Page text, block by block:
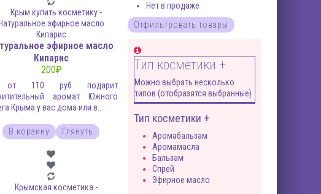
эфирное масло
Кипарис
200₽
110 руб подарит
аромат Южного
Крыма у вас дома или в...
В корзину Глянуть
Нет в продаже
Тип косметики +
Можно выбрать несколько
типов (отобразятся выбранные)
Тип косметики +
Аромабальзам
Аромамасла
Бальзам
Спрей
Эфирное масло